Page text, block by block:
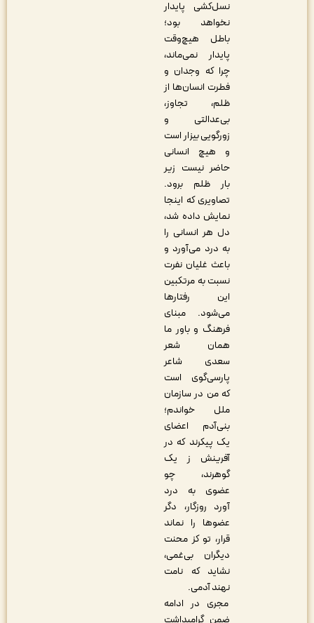
نسل‌کشی پایدار
نخواهد بود؛
باطل هیچ‌وقت
پایدار نمی‌ماند،
چرا که وجدان و
فطرت انسان‌ها از
ظلم، تجاوز،
بی‌عدالتی و
زورگویی بیزار است
و هیچ انسانی
حاضر نیست زیر
بار ظلم برود.
تصاویری که اینجا
نمایش داده شد،
دل هر انسانی را
به درد می‌آورد و
باعث غلیان نفرت
نسبت به مرتکبین
این رفتارها
می‌شود. مبنای
فرهنگ و باور ما
همان شعر
سعدی شاعر
پارسی‌گوی است
که من در سازمان
ملل خواندم؛
بنی‌آدم اعضای
یک پیکرند که در
آفرینش ز یک
گوهرند، چو
عضوی به درد
آورد روزگار، دگر
عضوها را نماند
قرار، تو کز محنت
دیگران بی‌غمی،
نشاید که نامت
نهند آدمی.
مجری در ادامه
ضمن گرامیداشت